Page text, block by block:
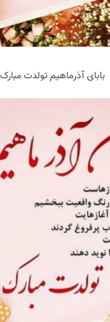
بابای آذرماهیم تولدت مبارک